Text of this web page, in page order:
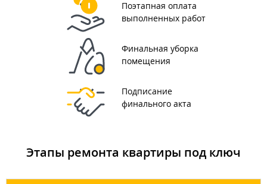
Поэтапная оплата
выполненных работ
Финальная уборка
помещения
Подписание
финального акта
Этапы ремонта квартиры под ключ